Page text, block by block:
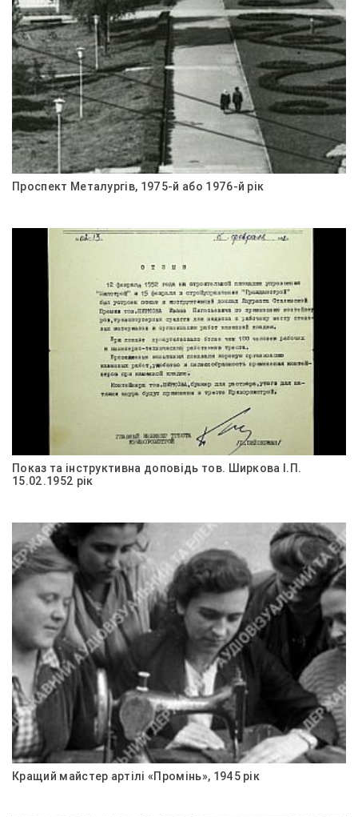
Проспект Металургів, 1975-й або 1976-й рік
Показ та інструктивна доповідь тов. Ширкова І.П.
15.02.1952 рік
Кращий майстер артілі «Промінь», 1945 рік